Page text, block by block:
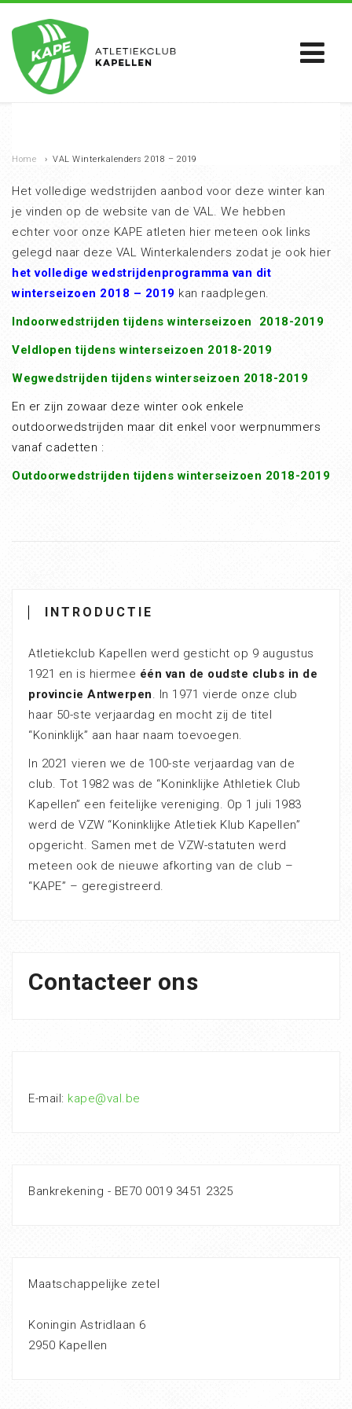
Home › VAL Winterkalenders 2018 – 2019
Het volledige wedstrijden aanbod voor deze winter kan
je vinden op de website van de VAL. We hebben
echter voor onze KAPE atleten hier meteen ook links
gelegd naar deze VAL Winterkalenders zodat je ook hier
het volledige wedstrijdenprogramma van dit
winterseizoen 2018 – 2019 kan raadplegen.
Indoorwedstrijden tijdens winterseizoen 2018-2019
Veldlopen tijdens winterseizoen 2018-2019
Wegwedstrijden tijdens winterseizoen 2018-2019
En er zijn zowaar deze winter ook enkele
outdoorwedstrijden maar dit enkel voor werpnummers
vanaf cadetten :
Outdoorwedstrijden tijdens winterseizoen 2018-2019
INTRODUCTIE
Atletiekclub Kapellen werd gesticht op 9 augustus
1921 en is hiermee één van de oudste clubs in de
provincie Antwerpen. In 1971 vierde onze club
haar 50-ste verjaardag en mocht zij de titel
“Koninklijk” aan haar naam toevoegen.
In 2021 vieren we de 100-ste verjaardag van de
club. Tot 1982 was de “Koninklijke Athletiek Club
Kapellen” een feitelijke vereniging. Op 1 juli 1983
werd de VZW “Koninklijke Atletiek Klub Kapellen”
opgericht. Samen met de VZW-statuten werd
meteen ook de nieuwe afkorting van de club –
“KAPE” – geregistreerd.
Contacteer ons
E-mail: kape@val.be
Bankrekening - BE70 0019 3451 2325
Maatschappelijke zetel
Koningin Astridlaan 6
2950 Kapellen